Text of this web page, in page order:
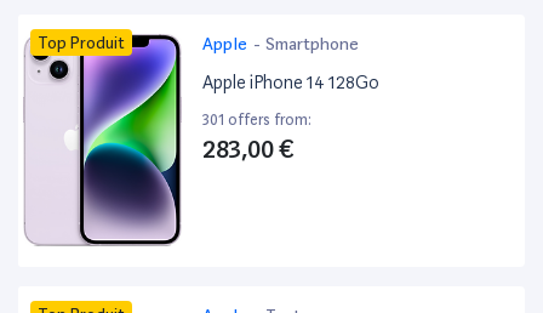
Top Produit Apple - Smartphone
Apple iPhone 14 128Go
301 offers from:
283,00 €